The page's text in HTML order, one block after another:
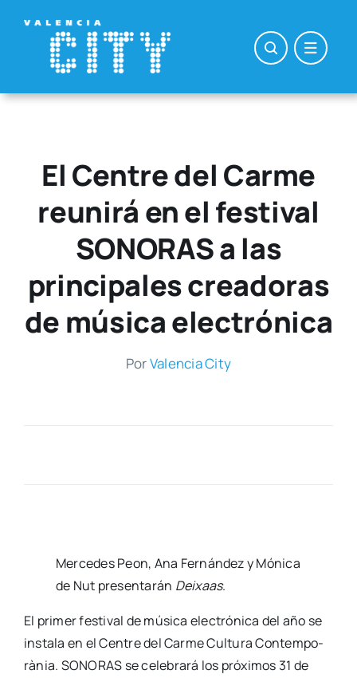
contenido
El Centre del Carme
reunirá en el festival
SONORAS a las
principales creadoras
de música electrónica
PorValen­cia City
Mer­ce­des Peon, Ana Fer­nán­dez y Móni­ca
de Nut pre­sen­ta­rán Dei­xaas.
El pri­mer fes­ti­val de músi­ca elec­tró­ni­ca del año se
ins­ta­la en el Cen­tre del Car­me Cul­tu­ra Con­tem­po­
rà­nia. SONORAS se cele­bra­rá los pró­xi­mos 31 de